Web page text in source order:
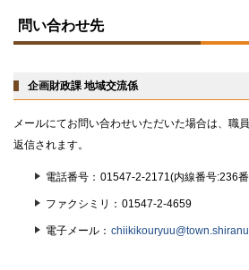
ッ問い合わせ先
企画財政課 地域交流係
メールにてお問い合わせいただいた場合は、職
返信されます。
電話番号 01547-2-2171(内線番号:236
ファクシミリ 01547-2-4659
電子メール